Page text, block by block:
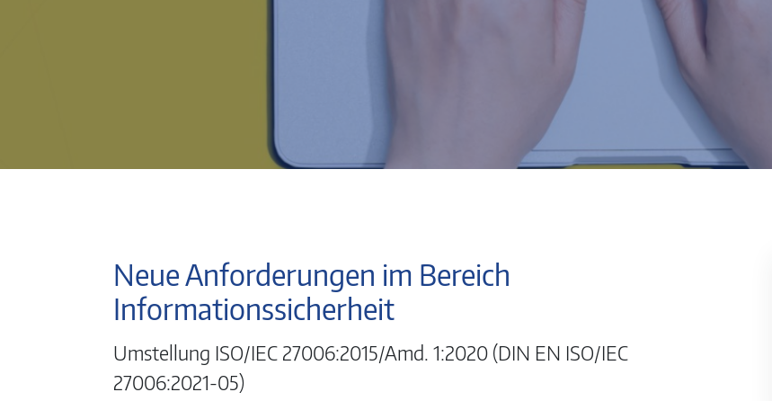
Neue Anforderungen im Bereich
Informationssicherheit
Umstellung ISO/IEC 27006:2015/Amd. 1:2020 (DIN EN ISO/IEC
27006:2021-05)